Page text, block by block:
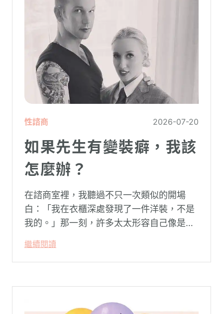
性諮商 2026-07-20
如果先生有變裝癖，我該
怎麼辦？
在諮商室裡，我聽過不只一次類似的開場
白：「我在衣櫃深處發現了一件洋裝，不是
我的。」那一刻，許多太太形容自己像是踩
陌生。
繼續閱讀